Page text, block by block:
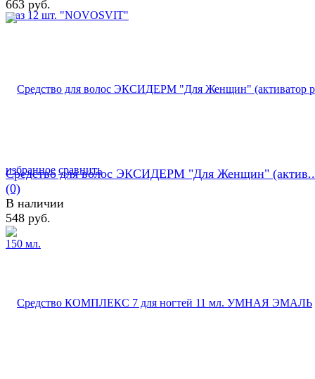
избранное сравнить
663 руб.
Средство для волос ЭКСИДЕРМ "Для Женщин"
(0)
В наличии
548 руб.